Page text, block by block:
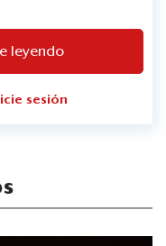
leyendo
sesión